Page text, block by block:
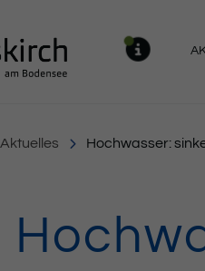
Aktuelles Hochwasser: